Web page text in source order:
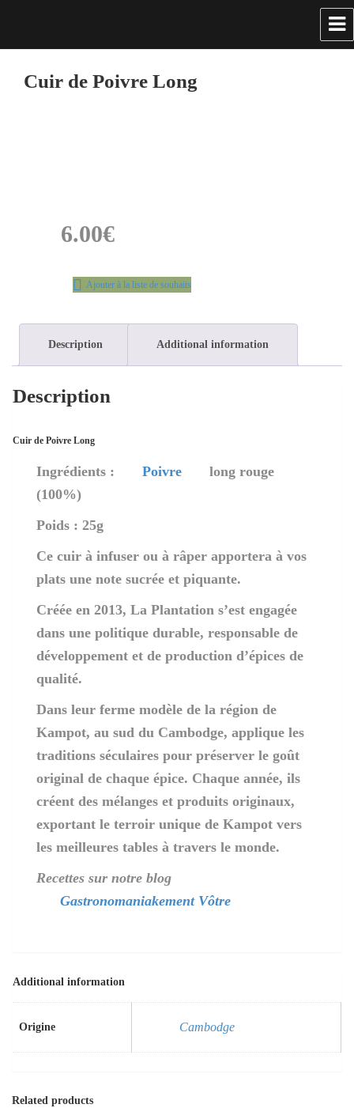
Cuir de Poivre Long
6.00€
Ajouter à la liste de souhaits
Description Additional information
Description
Cuir de Poivre Long
Ingrédients : Poivre
long rouge
(100%)
Poids : 25g
Ce cuir à infuser ou à râper apportera à vos
plats une note sucrée et piquante.
Créée en 2013, La Plantation s’est engagée
dans une politique durable, responsable de
développement et de production d’épices de
qualité.
Dans leur ferme modèle de la région de
Kampot, au sud du Cambodge, applique les
traditions séculaires pour préserver le goût
original de chaque épice. Chaque année, ils
créent des mélanges et produits originaux,
exportant le terroir unique de Kampot vers
les meilleures tables à travers le monde.
Recettes sur notre blog
Gastronomaniakement Vôtre
Additional information
Origine Cambodge
Related products